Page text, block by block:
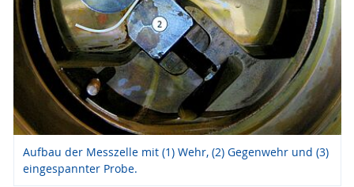
Aufbau der Messzelle mit (1) Wehr, (2) Gegenwehr und (3)
eingespannter Probe.